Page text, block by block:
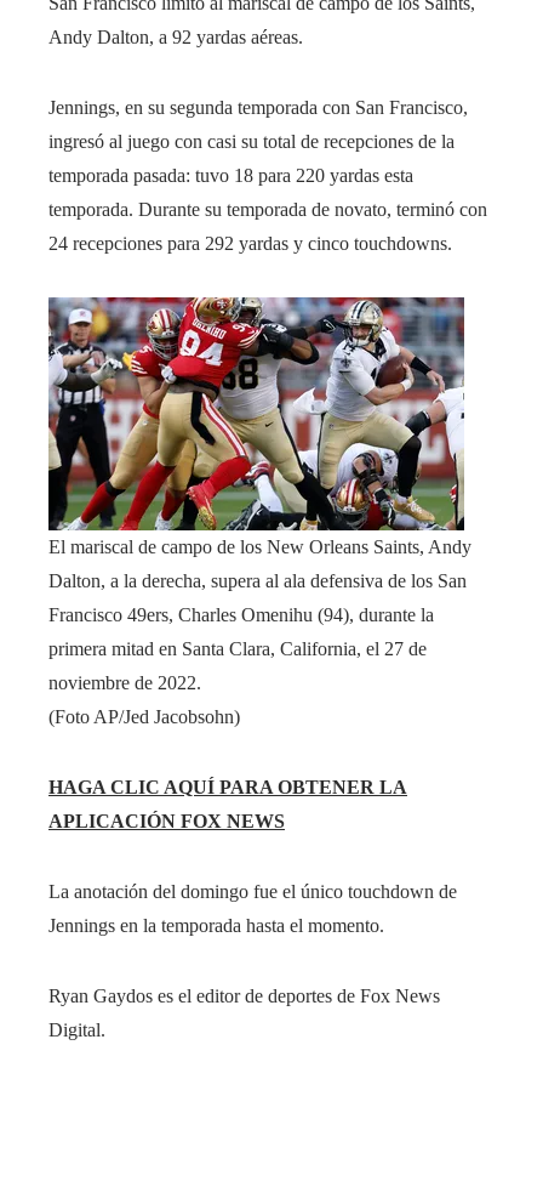
Andy Dalton, a 92 yardas aéreas.
Jennings, en su segunda temporada con San Francisco,
ingresó al juego con casi su total de recepciones de la
temporada pasada: tuvo 18 para 220 yardas esta
temporada. Durante su temporada de novato, terminó con
24 recepciones para 292 yardas y cinco touchdowns.
El mariscal de campo de los New Orleans Saints, Andy
Dalton, a la derecha, supera al ala defensiva de los San
Francisco 49ers, Charles Omenihu (94), durante la
primera mitad en Santa Clara, California, el 27 de
noviembre de 2022.
(Foto AP/Jed Jacobsohn)
HAGA CLIC AQUÍ PARA OBTENER LA
APLICACIÓN FOX NEWS
La anotación del domingo fue el único touchdown de
Jennings en la temporada hasta el momento.
Ryan Gaydos es el editor de deportes de Fox News
Digital.